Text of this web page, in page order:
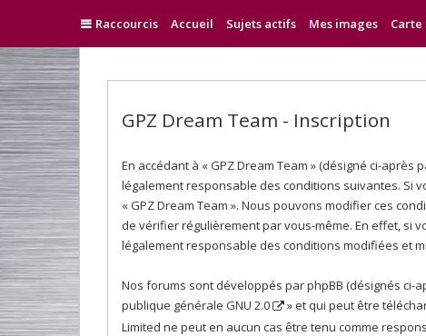
Raccourcis Accueil Sujets actifs Mes images Carte
GPZ Dream Team - Inscription
En accédant à « GPZ Dream Team » (désigné ci-après
légalement responsable des conditions suivantes. Si
« GPZ Dream Team ». Nous pouvons modifier ces
de vérifier régulièrement par vous-même. En effet, si
légalement responsable des conditions modifiées et
Nos forums sont développés par phpBB (désignés ci-
publique générale GNU 2.0
» et qui peut être
Limited ne peut en aucun cas être tenu comme